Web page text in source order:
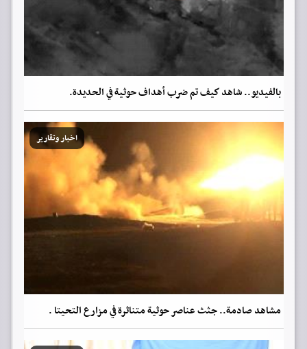
بالفيديو.. شاهد كيف تم ضرب أهداف حوثية في الحديدة.
اخبار وتقارير
مشاهد صادمة.. جثث عناصر حوثية متناثرة في مزارع التحيتا .